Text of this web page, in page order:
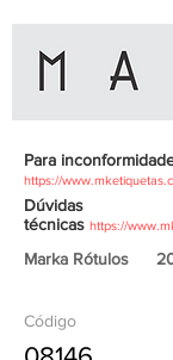
Para
https://
Dúvidas
técnicas https://
Marka Rótulos
Código